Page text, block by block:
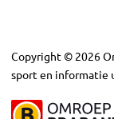
Copyright © 2026
sport en informatie